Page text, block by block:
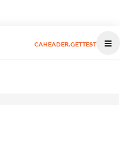
CAHEADER.GETTEST